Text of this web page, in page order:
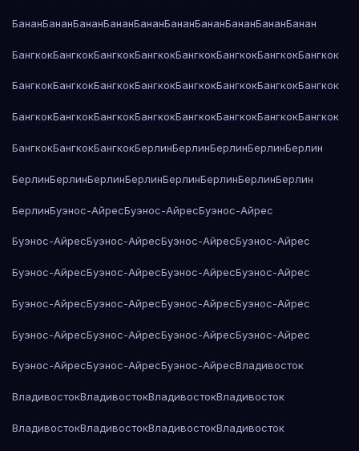
БананБананБананБананБананБананБананБананБананБанан
БангкокБангкокБангкокБангкокБангкокБангкокБангкокБангкок
БангкокБангкокБангкокБангкокБангкокБангкокБангкокБангкок
БангкокБангкокБангкокБангкокБангкокБангкокБангкокБангкок
БангкокБангкокБангкокБерлинБерлинБерлинБерлинБерлин
БерлинБерлинБерлинБерлинБерлинБерлинБерлинБерлин
БерлинБуэнос-АйресБуэнос-АйресБуэнос-Айрес
Буэнос-АйресБуэнос-АйресБуэнос-АйресБуэнос-Айрес
Буэнос-АйресБуэнос-АйресБуэнос-АйресБуэнос-Айрес
Буэнос-АйресБуэнос-АйресБуэнос-АйресБуэнос-Айрес
Буэнос-АйресБуэнос-АйресБуэнос-АйресБуэнос-Айрес
Буэнос-АйресБуэнос-АйресБуэнос-АйресВладивосток
ВладивостокВладивостокВладивостокВладивосток
ВладивостокВладивостокВладивостокВладивосток